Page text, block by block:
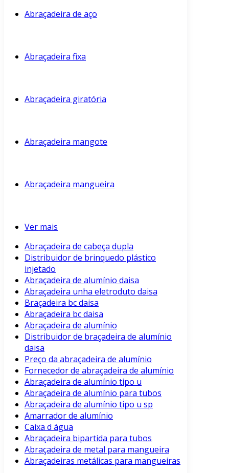
Abraçadeira de aço
Abraçadeira fixa
Abraçadeira giratória
Abraçadeira mangote
Abraçadeira mangueira
Ver mais
Abraçadeira de cabeça dupla
Distribuidor de brinquedo plástico
injetado
Abraçadeira de alumínio daisa
Abraçadeira unha eletroduto daisa
Braçadeira bc daisa
Abraçadeira bc daisa
Abraçadeira de alumínio
Distribuidor de braçadeira de alumínio
daisa
Preço da abraçadeira de alumínio
Fornecedor de abraçadeira de alumínio
Abraçadeira de alumínio tipo u
Abraçadeira de alumínio para tubos
Abraçadeira de alumínio tipo u sp
Amarrador de alumínio
Caixa d água
Abraçadeira bipartida para tubos
Abraçadeira de metal para mangueira
Abraçadeiras metálicas para mangueiras